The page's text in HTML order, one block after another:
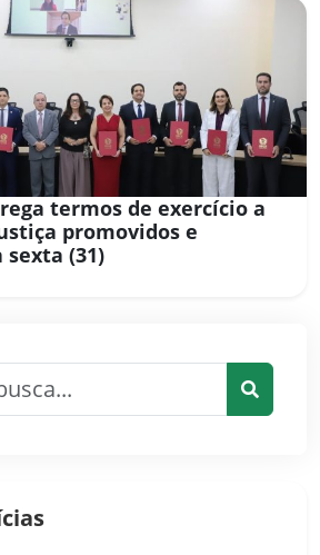
termos de exercício a
promovidos e
(31)